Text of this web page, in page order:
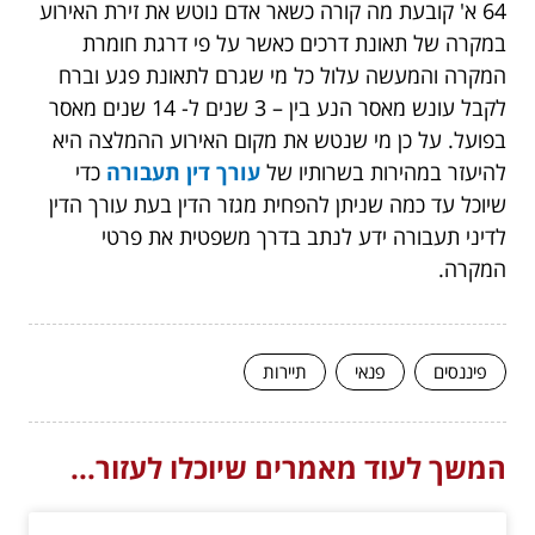
64 א' קובעת מה קורה כשאר אדם נוטש את זירת האירוע
במקרה של תאונת דרכים כאשר על פי דרגת חומרת
המקרה והמעשה עלול כל מי שגרם לתאונת פגע וברח
לקבל עונש מאסר הנע בין – 3 שנים ל- 14 שנים מאסר
בפועל. על כן מי שנטש את מקום האירוע ההמלצה היא
להיעזר במהירות בשרותיו של עורך דין תעבורה כדי
שיוכל עד כמה שניתן להפחית מגזר הדין בעת עורך הדין
לדיני תעבורה ידע לנתב בדרך משפטית את פרטי
המקרה.
פיננסים פנאי תיירות
המשך לעוד מאמרים שיוכלו לעזור...